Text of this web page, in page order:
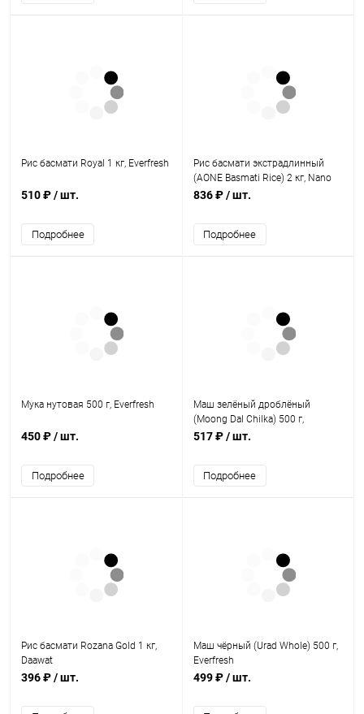
Рис басмати Royal 1 кг, Everfresh
510 ₽/ шт.
Подробнее
Рис басмати экстрадлинный
(AONE Basmati Rice) 2 кг, Nano
Sri
836 ₽/ шт.
Подробнее
Мука нутовая 500 г, Everfresh
450 ₽/ шт.
Подробнее
Маш зелёный дроблёный
(Moong Dal Chilka) 500 г,
Everfresh
517 ₽/ шт.
Подробнее
Рис басмати Rozana Gold 1 кг,
Daawat
396 ₽/ шт.
Маш чёрный (Urad Whole) 500 г,
Everfresh
499 ₽/ шт.